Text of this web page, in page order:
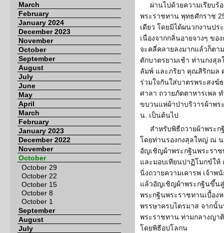
March
February
January 2024
December 2023
November
October
September
August
July
June
May
April
March
February
January 2023
December 2022
November
October
October 29
October 22
October 15
October 8
October 1
September
August
July
ผ่านไปด้วยความเรียบ
พระราชทาน พุทธศักราช
เดียว โดยมิได้ผนวกงานปร
เนื่องจากกลิ่นอายจางๆ ขอ
จะคลี่คลายลงมากแล้วก็ต
ตักบาตรยามเช้า ท่านกงสุ
ลัมพ์ และภริยา คุณสิริกมล
ร่วมใจกันใส่บาตรพระสงฆ์
ศาลา ถวายภัตตาหารเพล
ขบวนแห่ผ้าป่าบริวารผ้าพร
น. เป็นต้นไป
สำหรับพิธีถวายผ้าพระก
โดยท่านรองกงสุลใหญ่ ณ
อัญเชิญผ้าพระกฐินพระรา
และมอบเทียนปาฏิโมกข์ให้
นิ่งถวายความเคารพ เจ้าพ
แล้วอัญเชิญผ้าพระกฐินขึ้น
พระกฐินพระราชทานเบื้อง
พรรษาครบไตรมาส จากนั้
พระราชทาน ท่ามกลางญา
โดยพิธีอปโลกน